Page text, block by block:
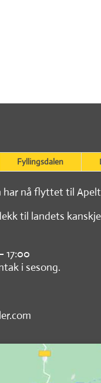
Fyllingsdalen
nå flyttet til
til landets
17:00
i sesong.